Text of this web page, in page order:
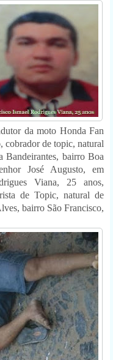
da moto Honda Fan
cobrador de topic, natural
Bandeirantes, bairro Boa
José Augusto, em
Viana, 25 anos,
de Topic, natural de
bairro São Francisco,